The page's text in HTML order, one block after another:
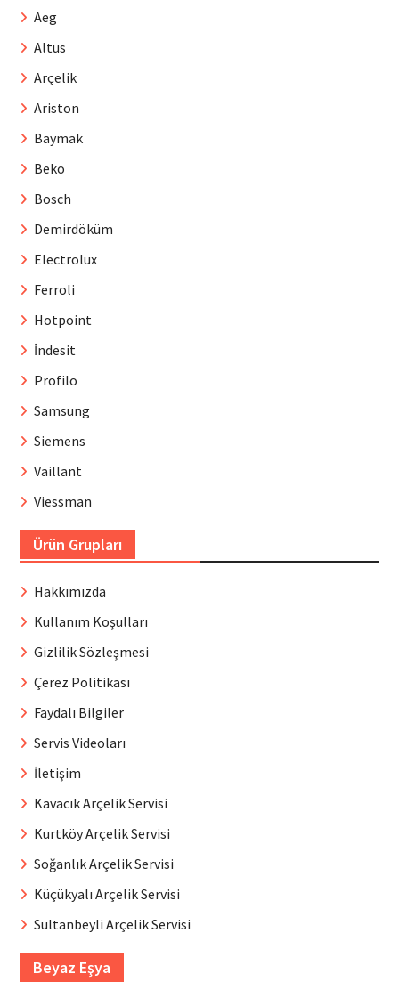
Aeg
Altus
Arçelik
Ariston
Baymak
Beko
Bosch
Demirdöküm
Electrolux
Ferroli
Hotpoint
İndesit
Profilo
Samsung
Siemens
Vaillant
Viessman
Ürün Grupları
Hakkımızda
Kullanım Koşulları
Gizlilik Sözleşmesi
Çerez Politikası
Faydalı Bilgiler
Servis Videoları
İletişim
Kavacık Arçelik Servisi
Kurtköy Arçelik Servisi
Soğanlık Arçelik Servisi
Küçükyalı Arçelik Servisi
Sultanbeyli Arçelik Servisi
Beyaz Eşya